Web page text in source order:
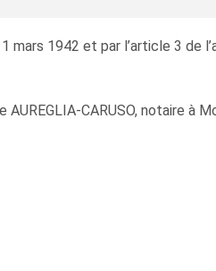
mars 1942 et par l’article 3 de
CARUSO, notaire à